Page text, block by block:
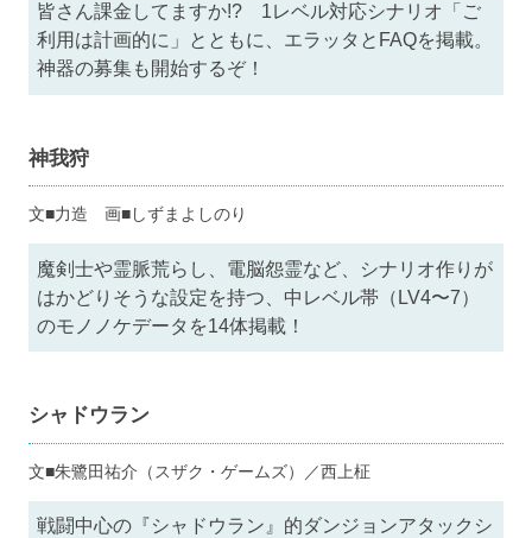
皆さん課金してますか!? 1レベル対応シナリオ「ご
利用は計画的に」とともに、エラッタとFAQを掲載。
神器の募集も開始するぞ！
神我狩
文■力造 画■しずまよしのり
魔剣士や霊脈荒らし、電脳怨霊など、シナリオ作りが
はかどりそうな設定を持つ、中レベル帯（LV4〜7）
のモノノケデータを14体掲載！
シャドウラン
文■朱鷺田祐介（スザク・ゲームズ）／西上柾
戦闘中心の『シャドウラン』的ダンジョンアタックシ